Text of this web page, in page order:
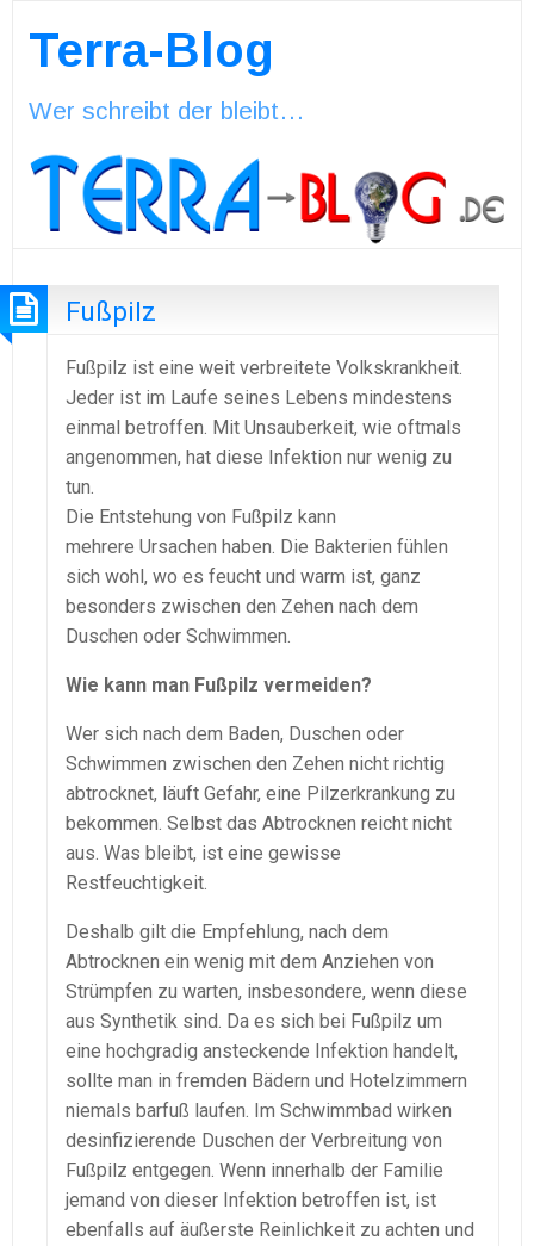
Terra-Blog
Wer schreibt der bleibt…
Fußpilz
Fußpilz ist eine weit verbreitete Volkskrankheit.
Jeder ist im Laufe seines Lebens mindestens
einmal betroffen. Mit Unsauberkeit, wie oftmals
angenommen, hat diese Infektion nur wenig zu
tun.
Die Entstehung von Fußpilz kann
mehrere Ursachen haben. Die Bakterien fühlen
sich wohl, wo es feucht und warm ist, ganz
besonders zwischen den Zehen nach dem
Duschen oder Schwimmen.
Wie kann man Fußpilz vermeiden?
Wer sich nach dem Baden, Duschen oder
Schwimmen zwischen den Zehen nicht richtig
abtrocknet, läuft Gefahr, eine Pilzerkrankung zu
bekommen. Selbst das Abtrocknen reicht nicht
aus. Was bleibt, ist eine gewisse
Restfeuchtigkeit.
Deshalb gilt die Empfehlung, nach dem
Abtrocknen ein wenig mit dem Anziehen von
Strümpfen zu warten, insbesondere, wenn diese
aus Synthetik sind. Da es sich bei Fußpilz um
eine hochgradig ansteckende Infektion handelt,
sollte man in fremden Bädern und Hotelzimmern
niemals barfuß laufen. Im Schwimmbad wirken
desinfizierende Duschen der Verbreitung von
Fußpilz entgegen. Wenn innerhalb der Familie
jemand von dieser Infektion betroffen ist, ist
ebenfalls auf äußerste Reinlichkeit zu achten und